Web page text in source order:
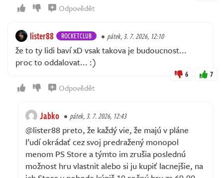
Odpovědět
lister88 ROCKETCLUB pátek, 3. 7. 2026, 12:10
že to ty lidi baví xD vsak takova je budoucnost...
proc to oddalovat... :)
6 7
Odpovědět
Jabko pátek, 3. 7. 2026, 12:43
@lister88 preto, že každý vie, že majú v pláne
ľudí okrádať cez svoj predražený monopol
menom PS Store a týmto im zrušia poslednú
možnost hru vlastnit alebo si ju kupiť lacnejšie, na